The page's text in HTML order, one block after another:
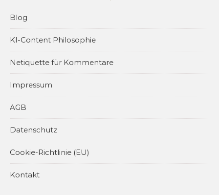
Blog
KI-Content Philosophie
Netiquette für Kommentare
Impressum
AGB
Datenschutz
Cookie-Richtlinie (EU)
Kontakt